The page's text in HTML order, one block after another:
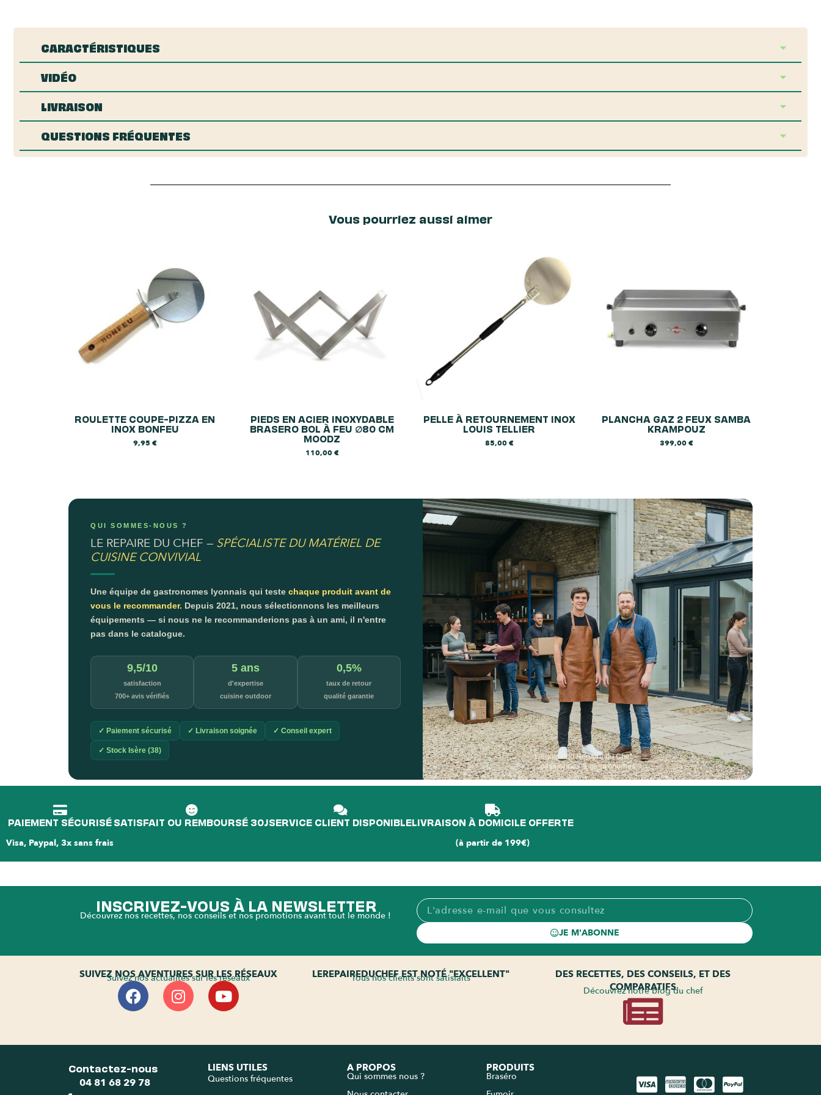
CARACTÉRISTIQUES
VIDÉO
LIVRAISON
QUESTIONS FRÉQUENTES
Vous pourriez aussi aimer
ROULETTE COUPE-PIZZA EN
INOX BONFEU
9,95 €
PIEDS EN ACIER INOXYDABLE
BRASERO BOL À FEU ∅80 CM
MOODZ
110,00€
PELLE À RETOURNEMENT INOX
LOUIS TELLIER
85,00€
PLANCHA GAZ 2 FEUX SAMBA
KRAMPOUZ
399,00€
QUI SOMMES-NOUS ?
LE REPAIRE DU CHEF — SPÉCIALISTE DU MATÉRIEL DE
CUISINE CONVIVIAL
Une équipe de gastronomes lyonnais qui teste chaque produit avant de
vous le recommander. Depuis 2021, nous sélectionnons les meilleurs
équipements — si nous ne le recommanderions pas à un ami, il n'entre
pas dans le catalogue.
9,5/10
satisfaction
700+ avis vérifiés
5 ans
d'expertise
cuisine outdoor
0,5%
taux de retour
qualité garantie
✓ Paiement sécurisé ✓ Livraison soignée ✓ Conseil expert
✓ Stock Isère (38)
L'équipe du Repaire du Chef —
passionnés & gastronomes
PAIEMENT SÉCURISÉ
Visa, Paypal, 3x sans frais
SATISFAIT OU REMBOURSÉ 30JSERVICE CLIENT DISPONIBLELIVRAISON À DOMICILE OFFERTE
(à partir de 199€)
INSCRIVEZ-VOUS À LA NEWSLETTER
Découvrez nos recettes, nos conseils et nos promotions avant tout le monde !
JE M'ABONNE
SUIVEZ NOS AVENTURES SUR LES RÉSEAUX
Suivez nos actualités sur les réseaux LEREPAIREDUCHEF EST NOTÉ "EXCELLENT"
Tous nos clients sont satisfaits
DES RECETTES, DES CONSEILS, ET DES
COMPARATIFS
Découvrez notre blog du chef
Contactez-nous
04 81 68 29 78
LIENS UTILES
Questions fréquentes
A PROPOS
Qui sommes nous ?
PRODUITS
Braséro